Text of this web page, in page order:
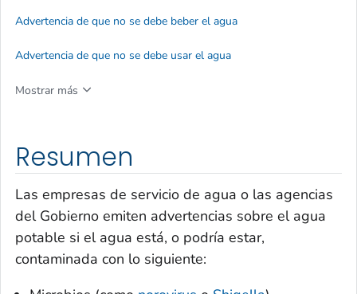
Resumen
Las empresas de servicio de agua o las agencias
del Gobierno emiten advertencias sobre el agua
potable si el agua está, o podría estar,
contaminada con lo siguiente:
Advertencia de que no se debe beber el agua
Advertencia de que no se debe usar el agua
Mostrar más